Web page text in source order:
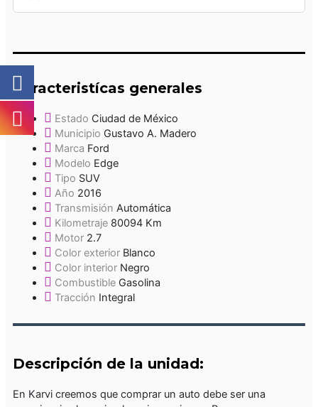
Caracteristícas generales
Estado Ciudad de México
Municipio Gustavo A. Madero
Marca Ford
Modelo Edge
Tipo SUV
Año 2016
Transmisión Automática
Kilometraje 80094 Km
Motor 2.7
Color exterior Blanco
Color interior Negro
Combustible Gasolina
Tracción Integral
Descripción de la unidad:
En Karvi creemos que comprar un auto debe ser una